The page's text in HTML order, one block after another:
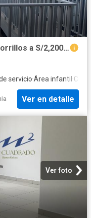
Departamento en alquiler en Chorrillos a S/2,200 al mes
servicio·Área infantil·
Ver en detalle
Ver foto